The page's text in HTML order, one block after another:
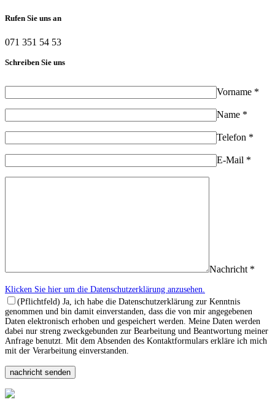
Rufen Sie uns an
071 351 54 53
Schreiben Sie uns
Vorname *
Name *
Telefon *
E-Mail *
Nachricht *
Klicken Sie hier um die Datenschutzerklärung anzusehen.
(Pflichtfeld) Ja, ich habe die Datenschutzerklärung zur Kenntnis
genommen und bin damit einverstanden, dass die von mir angegebenen
Daten elektronisch erhoben und gespeichert werden. Meine Daten werden
dabei nur streng zweckgebunden zur Bearbeitung und Beantwortung meiner
Anfrage benutzt. Mit dem Absenden des Kontaktformulars erkläre ich mich
mit der Verarbeitung einverstanden.